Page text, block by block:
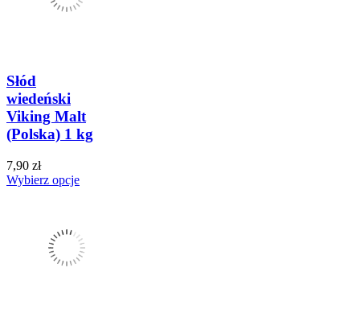
Słód
wiedeński
Viking Malt
(Polska) 1 kg
7,90 zł
Wybierz opcje